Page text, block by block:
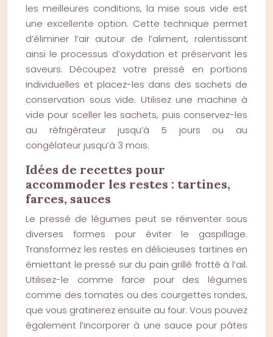
les meilleures conditions, la mise sous vide est
une excellente option. Cette technique permet
d’éliminer l’air autour de l’aliment, ralentissant
ainsi le processus d’oxydation et préservant les
saveurs. Découpez votre pressé en portions
individuelles et placez-les dans des sachets de
conservation sous vide. Utilisez une machine à
vide pour sceller les sachets, puis conservez-les
au réfrigérateur jusqu’à 5 jours ou au
congélateur jusqu’à 3 mois.
Idées de recettes pour
accommoder les restes : tartines,
farces, sauces
Le pressé de légumes peut se réinventer sous
diverses formes pour éviter le gaspillage.
Transformez les restes en délicieuses tartines en
émiettant le pressé sur du pain grillé frotté à l’ail.
Utilisez-le comme farce pour des légumes
comme des tomates ou des courgettes rondes,
que vous gratinerez ensuite au four. Vous pouvez
également l’incorporer à une sauce pour pâtes